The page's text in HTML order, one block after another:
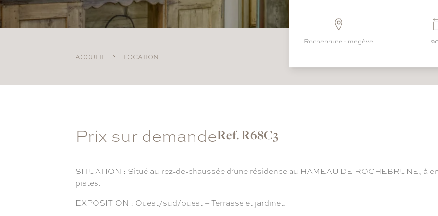
rochebrune - megève
ACCUEIL
LOCATION
Prix sur demandeRef. R68C3
SITUATION : Situé au rez-de-chaussée d’une résidence au HAMEAU DE ROCHEBRUNE, à
pistes.
EXPOSITION : Ouest/sud/ouest – Terrasse et jardinet.